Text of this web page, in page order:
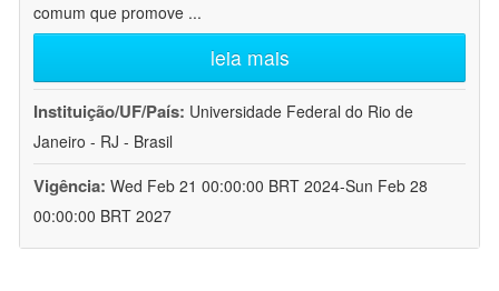
comum que promove ...
leia mais
Instituição/UF/País: Universidade Federal do Rio de
Janeiro - RJ - Brasil
Vigência: Wed Feb 21 00:00:00 BRT 2024-Sun Feb 28
00:00:00 BRT 2027